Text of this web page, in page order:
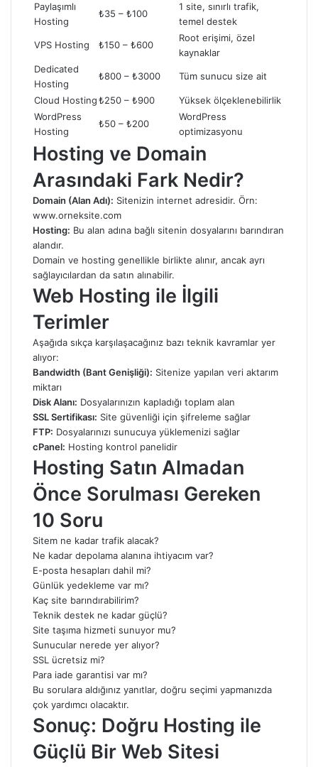
Paylaşımlı
Hosting
₺35 – ₺100
1 site, sınırlı trafik,
temel destek
VPS Hosting ₺150 – ₺600
Root erişimi, özel
kaynaklar
Dedicated
Hosting
₺800 – ₺3000 Tüm sunucu size ait
Cloud Hosting₺250 – ₺900
Yüksek ölçeklenebilirlik
WordPress
Hosting
₺50 – ₺200
WordPress
optimizasyonu
Hosting ve Domain
Arasındaki Fark Nedir?
Domain (Alan Adı): Sitenizin internet adresidir. Örn:
www.orneksite.com
Hosting: Bu alan adına bağlı sitenin dosyalarını barındıran
alandır.
Domain ve hosting genellikle birlikte alınır, ancak ayrı
sağlayıcılardan da satın alınabilir.
Web Hosting ile İlgili
Terimler
Aşağıda sıkça karşılaşacağınız bazı teknik kavramlar yer
alıyor:
Bandwidth (Bant Genişliği): Sitenize yapılan veri aktarım
miktarı
Disk Alanı: Dosyalarınızın kapladığı toplam alan
SSL Sertifikası: Site güvenliği için şifreleme sağlar
FTP: Dosyalarınızı sunucuya yüklemenizi sağlar
cPanel: Hosting kontrol panelidir
Hosting Satın Almadan
Önce Sorulması Gereken
10 Soru
Sitem ne kadar trafik alacak?
Ne kadar depolama alanına ihtiyacım var?
E-posta hesapları dahil mi?
Günlük yedekleme var mı?
Kaç site barındırabilirim?
Teknik destek ne kadar güçlü?
Site taşıma hizmeti sunuyor mu?
Sunucular nerede yer alıyor?
SSL ücretsiz mi?
Para iade garantisi var mı?
Bu sorulara aldığınız yanıtlar, doğru seçimi yapmanızda
çok yardımcı olacaktır.
Sonuç: Doğru Hosting ile
Güçlü Bir Web Sitesi